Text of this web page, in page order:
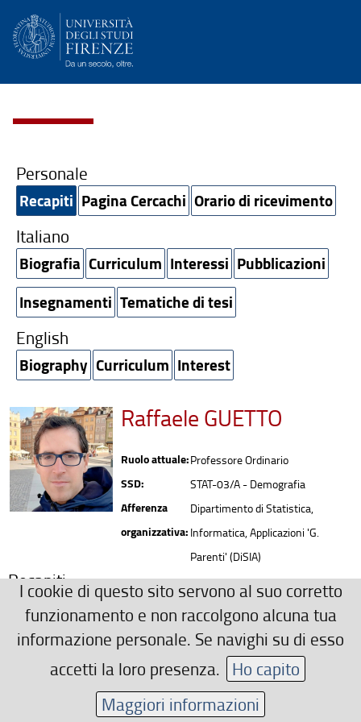
Personale
Recapiti Pagina Cercachi Orario di ricevimento
Italiano
Biografia Curriculum Interessi Pubblicazioni
Insegnamenti Tematiche di tesi
English
Biography Curriculum Interest
Raffaele GUETTO
Ruolo attuale:Professore Ordinario
SSD: STAT-03/A - Demografia
Afferenza
organizzativa:
Dipartimento di Statistica,
Informatica, Applicazioni 'G.
Parenti' (DiSIA)
Recapiti
0552751553
raffaele.guetto(AT)unifi.it
Area riservata
I cookie di questo sito servono al suo corretto
funzionamento e non raccolgono alcuna tua
informazione personale. Se navighi su di esso
accetti la loro presenza. Ho capito
Maggiori informazioni